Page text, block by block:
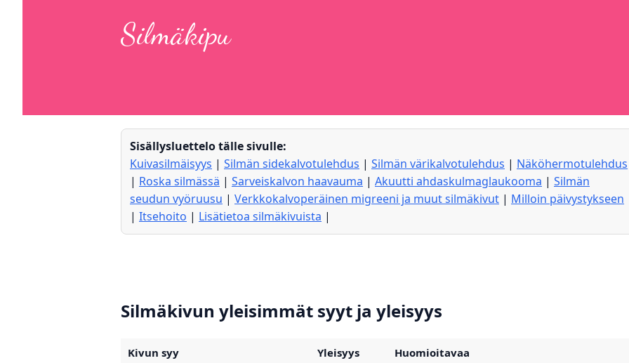
Silmäkipu
Sisällysluettelo tälle sivulle:
Kuivasilmäisyys | Silmän sidekalvotulehdus | Silmän värikalvotulehdus | Näköhermotulehdus
| Roska silmässä | Sarveiskalvon haavauma | Akuutti ahdaskulmaglaukooma | Silmän
seudun vyöruusu | Verkkokalvoperäinen migreeni ja muut silmäkivut | Milloin päivystykseen
| Itsehoito | Lisätietoa silmäkivuista |
Silmäkivun yleisimmät syyt ja yleisyys
Kivun syy Yleisyys Huomioitavaa